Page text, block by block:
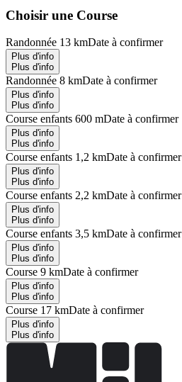
Choisir une Course
Randonnée 13 kmDate à confirmer
Plus d'info
Plus d'info
Randonnée 8 kmDate à confirmer
Plus d'info
Plus d'info
Course enfants 600 mDate à confirmer
Plus d'info
Plus d'info
Course enfants 1,2 kmDate à confirmer
Plus d'info
Plus d'info
Course enfants 2,2 kmDate à confirmer
Plus d'info
Plus d'info
Course enfants 3,5 kmDate à confirmer
Plus d'info
Plus d'info
Course 9 kmDate à confirmer
Plus d'info
Plus d'info
Course 17 kmDate à confirmer
Plus d'info
Plus d'info